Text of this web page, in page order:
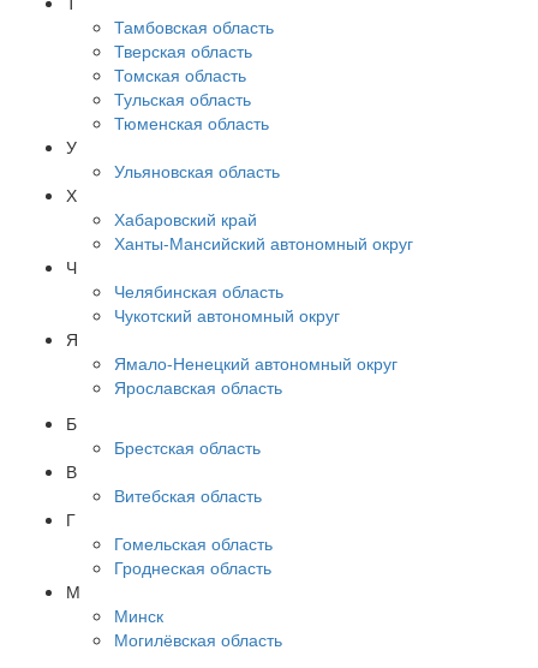
Тамбовская область
Тверская область
Томская область
Тульская область
Тюменская область
У
Ульяновская область
Х
Хабаровский край
Ханты-Мансийский автономный округ
Ч
Челябинская область
Чукотский автономный округ
Я
Ямало-Ненецкий автономный округ
Ярославская область
Б
Брестская область
В
Витебская область
Г
Гомельская область
Гроднеская область
М
Минск
Могилёвская область